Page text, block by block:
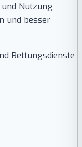
Nutzung
und besser
Rettungsdienste